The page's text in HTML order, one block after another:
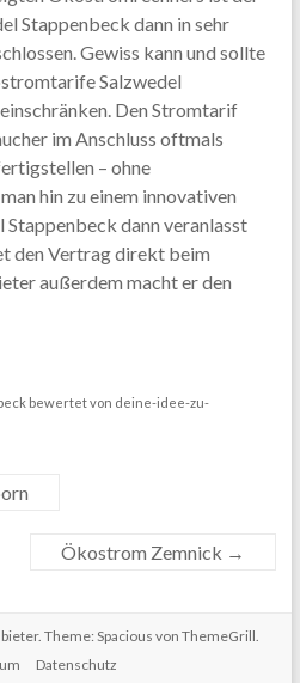
Stappenbeck dann in sehr
Gewiss kann und sollte
Salzwedel
Den Stromtarif
im Anschluss oftmals
– ohne
hin zu einem innovativen
dann veranlasst
den Vertrag direkt beim
außerdem macht er den
bewertet von deine-idee-zu-
Ökostrom Zemnick →
. Theme: Spacious von ThemeGrill.
Datenschutz